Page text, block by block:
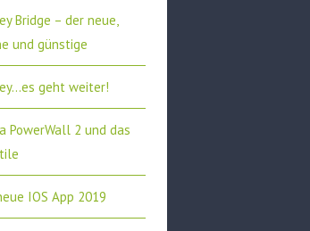
Bridge – der neue,
und günstige
geht weiter!
PowerWall 2 und das
IOS App 2019